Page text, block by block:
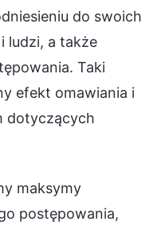
do swoich
ludzi, a także
Taki
efekt omawiania i
dotyczących
maksymy
postępowania,